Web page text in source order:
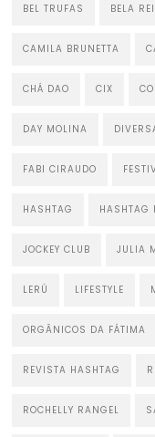
BEL TRUFAS BELA
CAMILA BRUNETTA
CHÁ DAO CIX
DAY MOLINA
FABI CIRAUDO
HASHTAG HASHTAG
JOCKEY CLUB JULIA
LERÚ LIFESTYLE
ORGÂNICOS DA FÁTIMA
REVISTA HASHTAG
ROCHELLY RANGEL